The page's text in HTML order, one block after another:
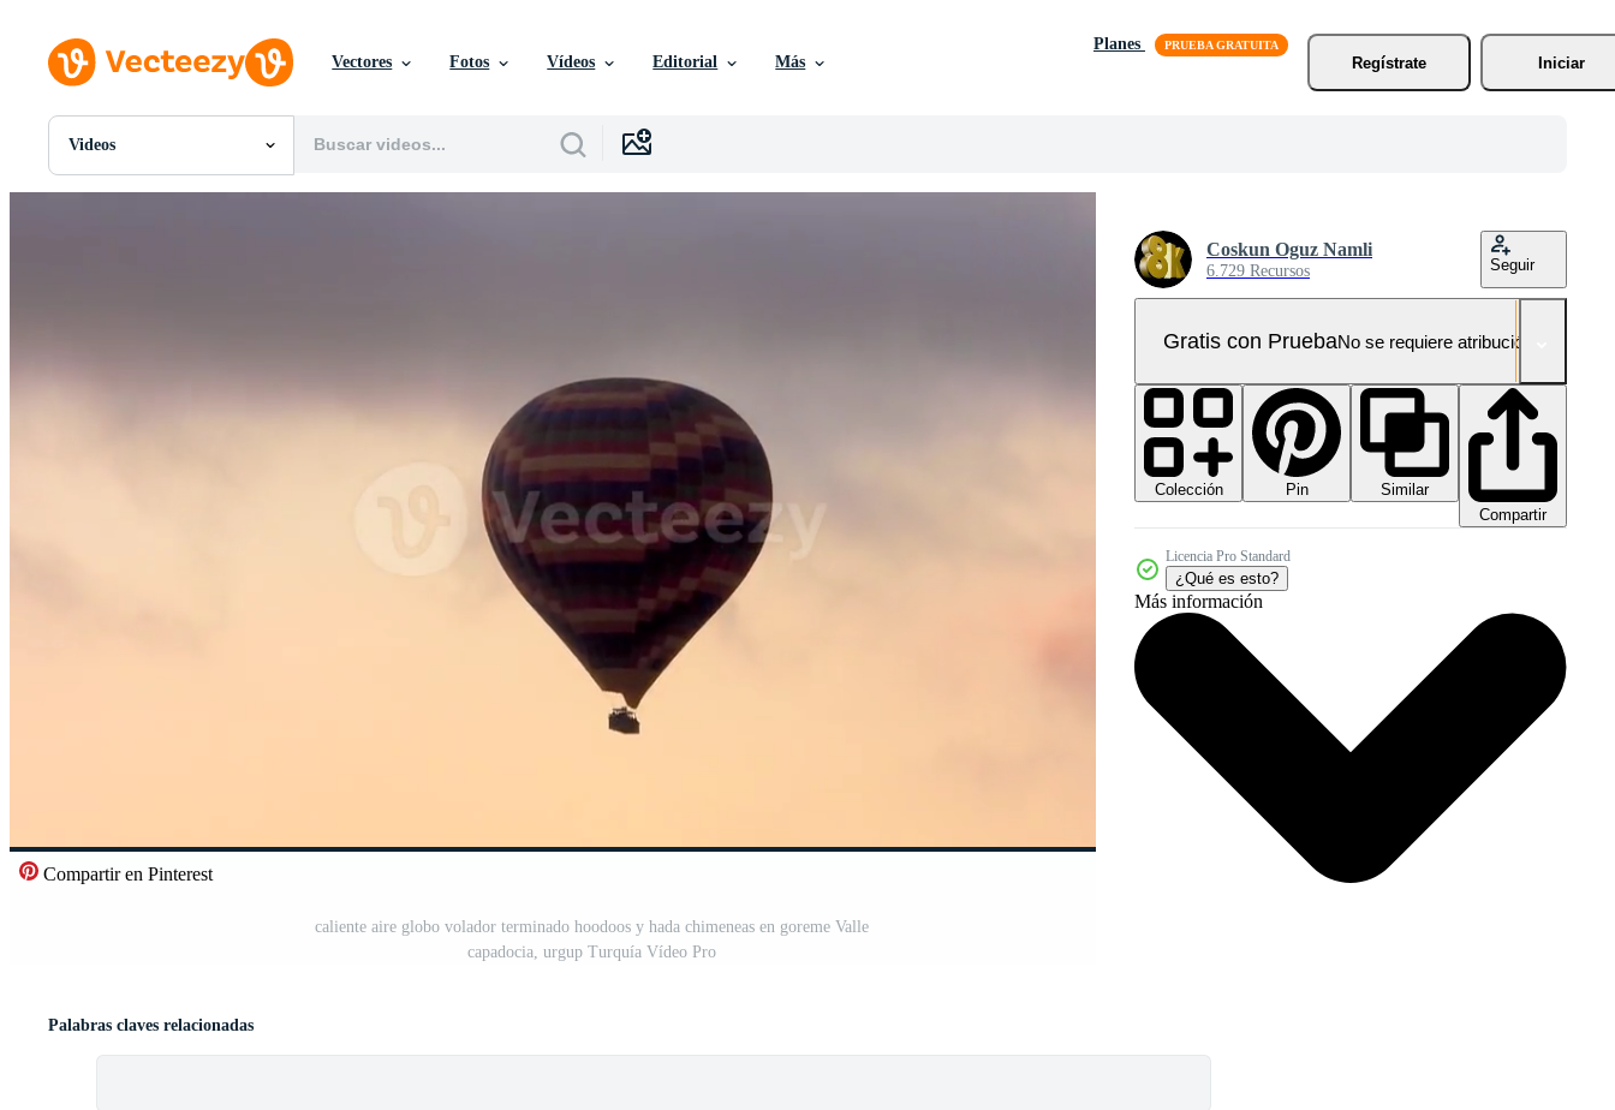
Vectores Fotos Vídeos Editorial Más
Planes
Regístrate
Iniciar
Videos
Todas Imágenes
Compartir en Pinterest
caliente aire globo volador terminado hoodoos y hada chimeneas en goreme Valle
capadocia, urgup Turquía Vídeo Pro
Coskun Oguz Namli
6.729 Recursos Seguir
Gratis con PruebaNo se requiere atribución!
Colección Pin
Similar
Compartir
Licencia Pro Standard
¿Qué es esto?
Más información
Palabras claves relacionadas